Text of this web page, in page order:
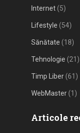
Internet(5)
Lifestyle (54)
Sănătate (18)
Tehnologie (21)
Timp Liber(61)
WebMaster(1)
Articole